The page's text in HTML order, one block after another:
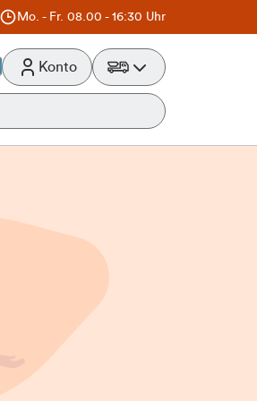
Mo. - Fr. 08.00 - 16:30 Uhr
Konto